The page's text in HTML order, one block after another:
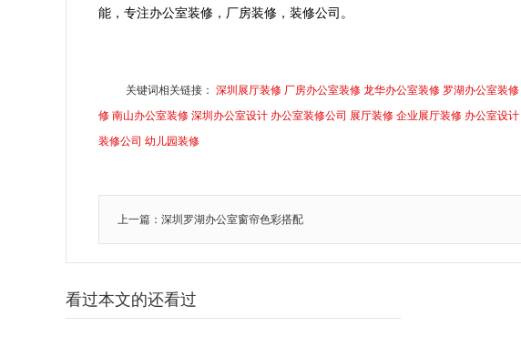
能，专注办公室装修，厂房装修，装修公司。
关键词相关链接： 深圳展厅装修 厂房办公室装修 龙华办公室装修 罗湖办公室装修
修 南山办公室装修 深圳办公室设计 办公室装修公司 展厅装修 企业展厅装修 办公室设计
装修公司 幼儿园装修
上一篇：深圳罗湖办公室窗帘色彩搭配
看过本文的还看过